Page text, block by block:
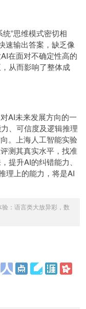
”思维模式密切相
速输出答案，缺乏像
在面对不确定性高的
从而影响了整体成
AI未来发展方向的一
、可信度及逻辑推理
。上海人工智能实验
测其真实水平，找准
提升AI的纠错能力、
理上的能力，将是AI
验：语言类大放异彩，数